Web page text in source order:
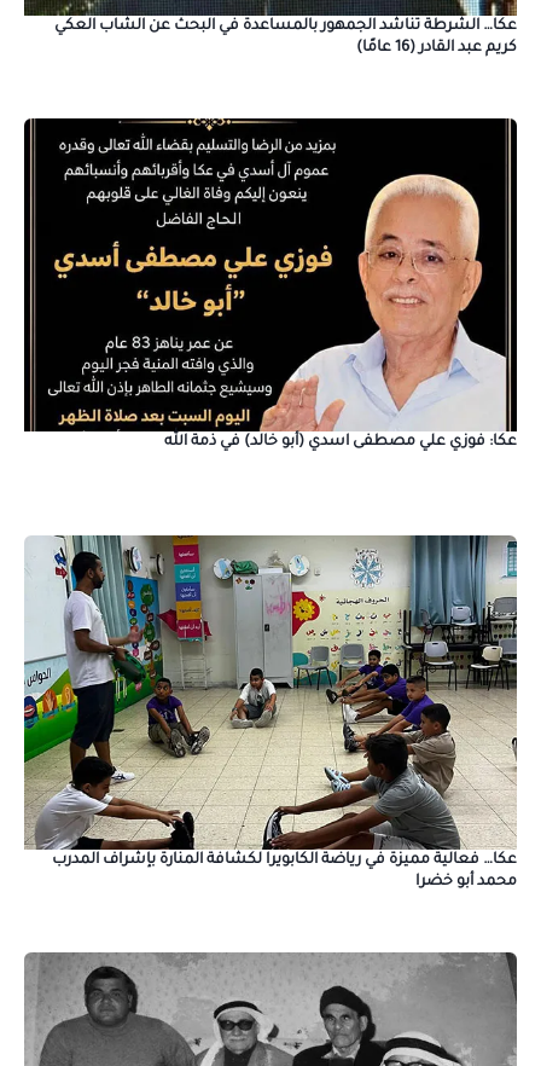
عكا… الشرطة تناشد الجمهور بالمساعدة في البحث عن الشاب العكي
كريم عبد القادر (16 عامًا)
عكا: فوزي علي مصطفى اسدي (أبو خالد) في ذمة الله
عكا… فعالية مميزة في رياضة الكابويرا لكشافة المنارة بإشراف المدرب
محمد أبو خضرا